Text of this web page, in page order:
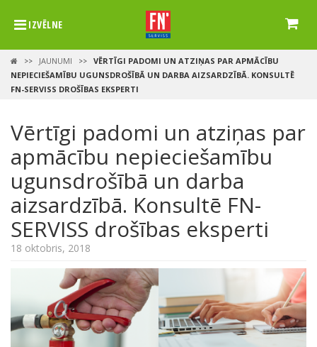
IZVĒLNE
>> JAUNUMI >>
VĒRTĪGI PADOMI UN ATZIŅAS PAR APMĀCĪBU
NEPIECIEŠAMĪBU UGUNSDROŠĪBĀ UN DARBA AIZSARDZĪBĀ. KONSULTĒ
FN-SERVISS DROŠĪBAS EKSPERTI
Vērtīgi padomi un atziņas par
apmācību nepieciešamību
ugunsdrošībā un darba
aizsardzībā. Konsultē FN-
SERVISS drošības eksperti
18 oktobris, 2018